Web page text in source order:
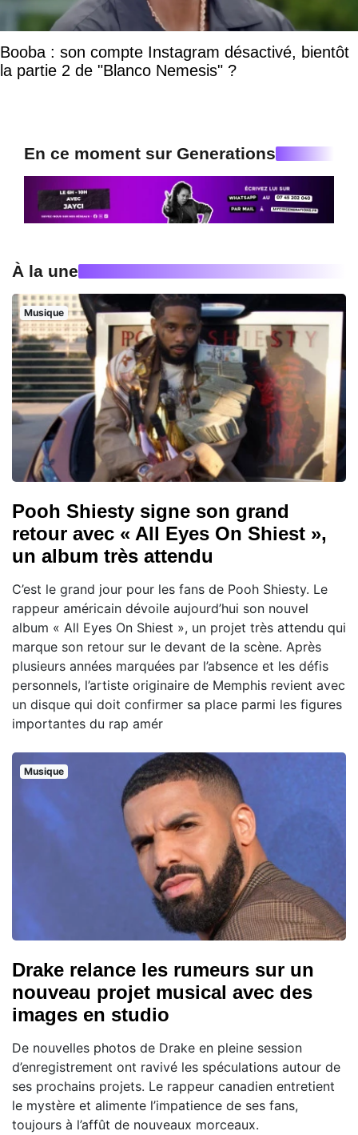
Booba : son compte Instagram désactivé, bientôt
la partie 2 de "Blanco Nemesis" ?
En ce moment sur Generations
À la une
Musique
Pooh Shiesty signe son grand
retour avec « All Eyes On Shiest »,
un album très attendu
C’est le grand jour pour les fans de Pooh Shiesty. Le
rappeur américain dévoile aujourd’hui son nouvel
album « All Eyes On Shiest », un projet très attendu qui
marque son retour sur le devant de la scène. Après
plusieurs années marquées par l’absence et les défis
personnels, l’artiste originaire de Memphis revient avec
un disque qui doit confirmer sa place parmi les figures
importantes du rap amér
Musique
Drake relance les rumeurs sur un
nouveau projet musical avec des
images en studio
De nouvelles photos de Drake en pleine session
d’enregistrement ont ravivé les spéculations autour de
ses prochains projets. Le rappeur canadien entretient
le mystère et alimente l’impatience de ses fans,
toujours à l’affût de nouveaux morceaux.